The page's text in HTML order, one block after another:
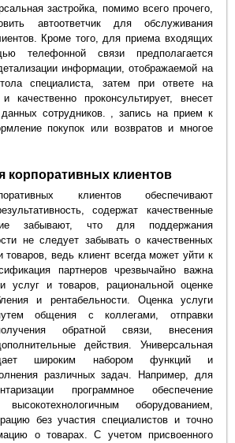
застройка, помимо всего прочего,
автоответчик для обслуживания
Кроме того, для приема входящих
телефонной связи предполагается
информации, отображаемой на
специалиста, затем при ответе на
качественно проконсультирует, внесет
сотрудников. , запись на прием к
покупок или возвратов и многое
корпоративных клиентов
клиентов обеспечивают
содержат качественные
забывают, что для поддержания
не следует забывать о качественных
товаров, ведь клиент всегда может уйти к
партнеров чрезвычайно важна
услуг и товаров, рациональной оценке
и рентабельности. Оценка услуги
общения с коллегами, отправки
обратной связи, внесения
действия. Универсальная
широким набором функций и
различных задач. Например, для
программное обеспечение
оборудованием,
без участия специалистов и точно
о товарах. С учетом присвоенного